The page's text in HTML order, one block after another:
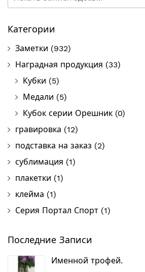
Категории
Заметки (932)
Наградная продукция (33)
Кубки (5)
Медали (5)
Кубок серии Орешник (0)
гравировка (12)
подставка на заказ (2)
сублимация (1)
плакетки (1)
клейма (1)
Серия Портал Спорт (1)
Последние Записи
Именной трофей.